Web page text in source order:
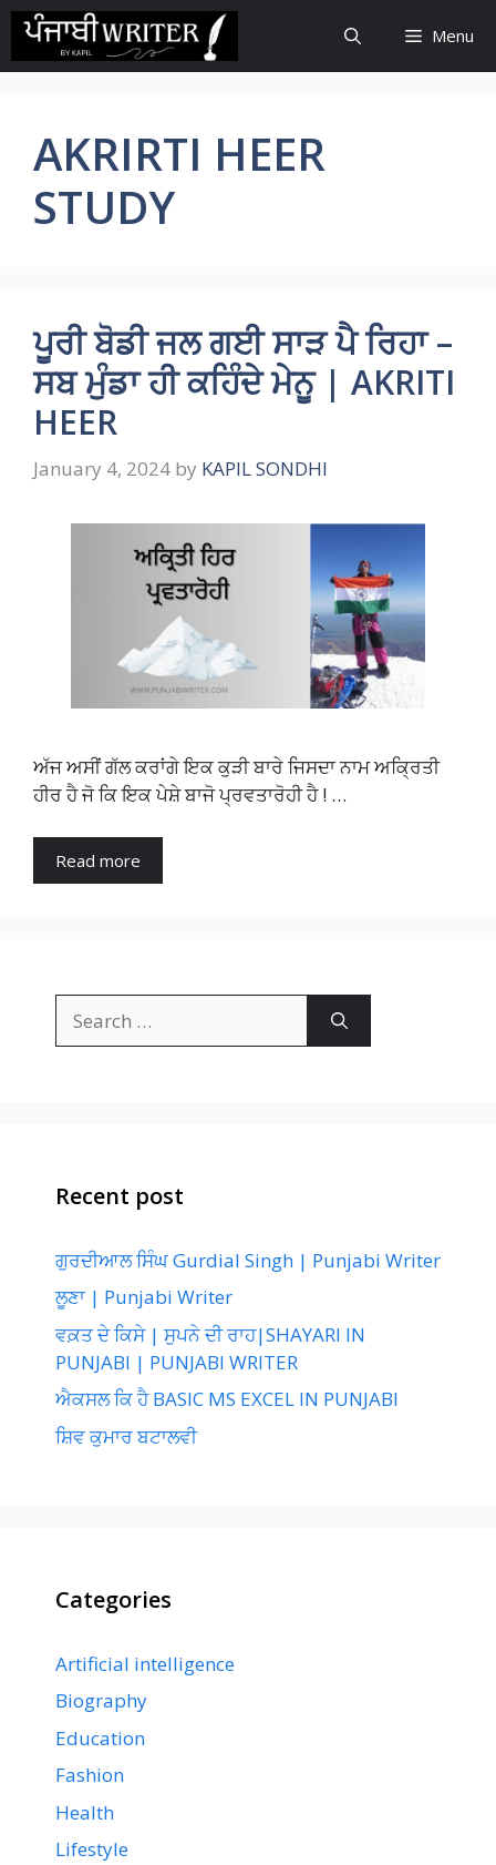
Skip
content
Menu
AKRIRTI HEER
STUDY
ਪੂਰੀ ਬੋਡੀ ਜਲ ਗਈ ਸਾੜ ਪੈ ਰਿਹਾ –
ਸਬ ਮੁੰਡਾ ਹੀ ਕਹਿੰਦੇ ਮੇਨੂ | AKRITI
HEER
January 4, 2024 by KAPIL SONDHI
ਅੱਜ ਅਸੀਂ ਗੱਲ ਕਰਾਂਗੇ ਇਕ ਕੁੜੀ ਬਾਰੇ ਜਿਸਦਾ ਨਾਮ ਅਕ੍ਰਿਤੀ
ਹੀਰ ਹੈ ਜੋ ਕਿ ਇਕ ਪੇਸ਼ੇ ਬਾਜੋ ਪ੍ਰਵਤਾਰੋਹੀ ਹੈ ! …
Read more
for:
Recent post
ਗੁਰਦੀਆਲ ਸਿੰਘ Gurdial Singh | Punjabi Writer
ਲੂਣਾ | Punjabi Writer
ਵਕ਼ਤ ਦੇ ਕਿਸੇ | ਸੁਪਨੇ ਦੀ ਰਾਹ|SHAYARI IN
PUNJABI | PUNJABI WRITER
ਐਕਸਲ ਕਿ ਹੈ BASIC MS EXCEL IN PUNJABI
ਸ਼ਿਵ ਕੁਮਾਰ ਬਟਾਲਵੀ
Categories
Artificial intelligence
Biography
Education
Fashion
Health
Lifestyle